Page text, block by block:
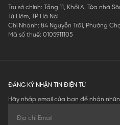
Trụ sở chính: Tầng 11, Khối A, Tòa nhà
Từ Liêm, TP Hà Nội
Chi Nhánh: 84 Nguyễn Trãi, Phường
Mã số thuế: 0105911105
ĐĂNG KÝ NHẬN TIN ĐIỆN TỬ
Hãy nhập email của bạn để nhận